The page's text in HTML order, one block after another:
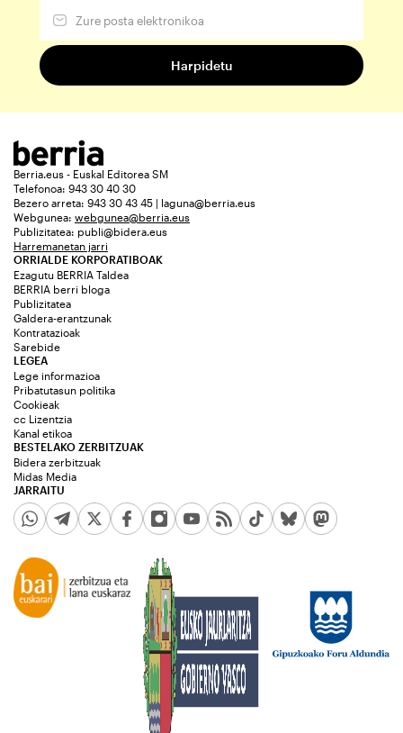
Berria.eus - Euskal Editorea SM
Telefonoa: 943 30 40 30
Bezero arreta: 943 30 43 45 | laguna@berria.eus
Webgunea: webgunea@berria.eus
Publizitatea: publi@bidera.eus
Harremanetan jarri
ORRIALDE KORPORATIBOAK
Ezagutu BERRIA Taldea
BERRIA berri bloga
Publizitatea
Galdera-erantzunak
Kontratazioak
Sarebide
JARRAITU
LEGEA
Lege informazioa
Pribatutasun politika
Cookieak
cc Lizentzia
Kanal etikoa
BESTELAKO ZERBITZUAK
Bidera zerbitzuak
Midas Media